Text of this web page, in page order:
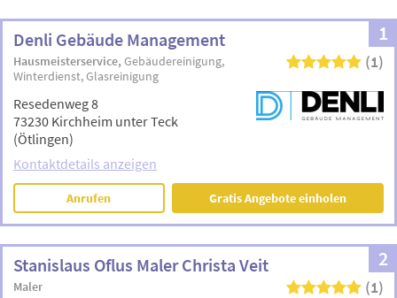
1
Denli Gebäude Management
Hausmeisterservice Gebäudereinigung
Winterdienst Glasreinigung
(1)
Resedenweg 8
73230 Kirchheim unter Teck
(Ötlingen)
Kontaktdetails anzeigen
Anrufen Gratis Angebote einholen
2
Stanislaus Oflus Maler Christa Veit
Maler (1)